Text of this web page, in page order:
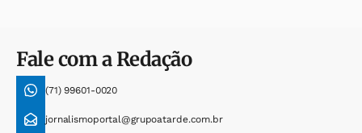
Fale com a Redação
(71) 99601-0020
jornalismoportal@grupoatarde.com.br